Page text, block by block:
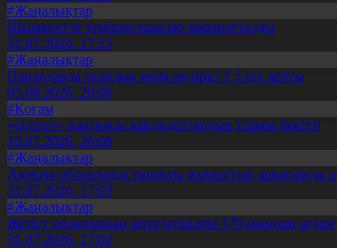
#Жаңалықтар
Шымкентте теміржолшылар марапатталды
31.07.2026, 17:15
#Жаңалықтар
Павлодарда отандық өнім өндірісі 1,5 есе артты
05.08.2026, 20:06
#Қоғам
«Әділет» партиясы кандидаттардың тізімін бекітті
10.07.2026, 20:08
#Жаңалықтар
Ақмола облысында тұрақты жұмыстың арқасында
31.07.2026, 17:03
#Жаңалықтар
Жетісу облысының жүргізушілері 170 мыңнан астам
31.07.2026, 17:02